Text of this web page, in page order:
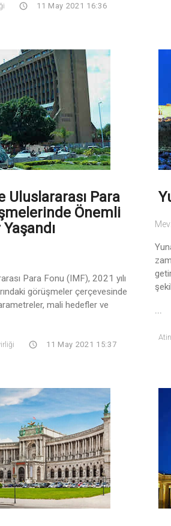
11 May 2021 16:36
Uluslararası Para
Önemli
Para Fonu (IMF), 2021 yılı
görüşmeler çerçevesinde
mali hedefler ve
11 May 2021 15:37